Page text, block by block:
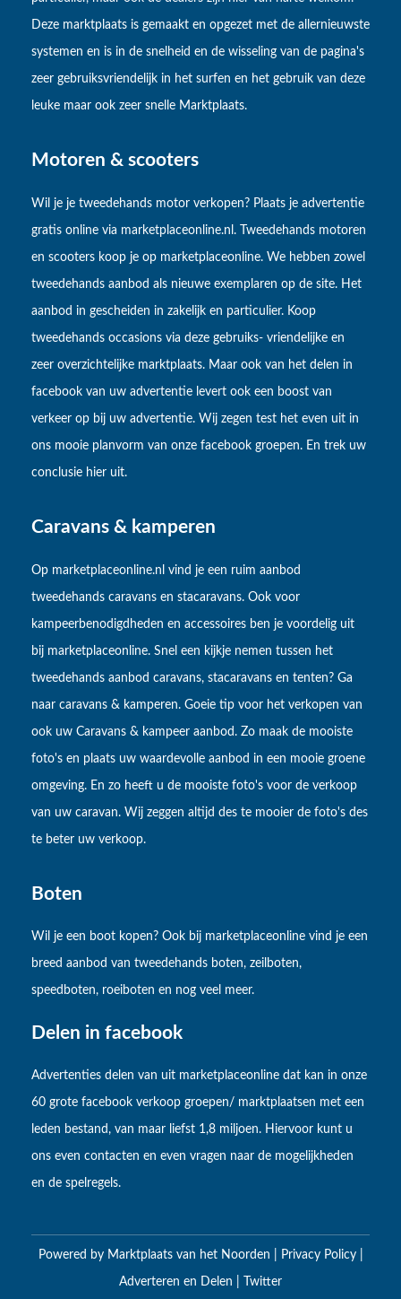
Deze marktplaats is gemaakt en opgezet met de allernieuwste
systemen en is in de snelheid en de wisseling van de pagina's
zeer gebruiksvriendelijk in het surfen en het gebruik van deze
leuke maar ook zeer snelle Marktplaats.
Motoren & scooters
Wil je je tweedehands motor verkopen? Plaats je advertentie
gratis online via marketplaceonline.nl. Tweedehands motoren
en scooters koop je op marketplaceonline. We hebben zowel
tweedehands aanbod als nieuwe exemplaren op de site. Het
aanbod in gescheiden in zakelijk en particulier. Koop
tweedehands occasions via deze gebruiks- vriendelijke en
zeer overzichtelijke marktplaats. Maar ook van het delen in
facebook van uw advertentie levert ook een boost van
verkeer op bij uw advertentie. Wij zegen test het even uit in
ons mooie planvorm van onze facebook groepen. En trek uw
conclusie hier uit.
Caravans & kamperen
Op marketplaceonline.nl vind je een ruim aanbod
tweedehands caravans en stacaravans. Ook voor
kampeerbenodigdheden en accessoires ben je voordelig uit
bij marketplaceonline. Snel een kijkje nemen tussen het
tweedehands aanbod caravans, stacaravans en tenten? Ga
naar caravans & kamperen. Goeie tip voor het verkopen van
ook uw Caravans & kampeer aanbod. Zo maak de mooiste
foto's en plaats uw waardevolle aanbod in een mooie groene
omgeving. En zo heeft u de mooiste foto's voor de verkoop
van uw caravan. Wij zeggen altijd des te mooier de foto's des
te beter uw verkoop.
Boten
Wil je een boot kopen? Ook bij marketplaceonline vind je een
breed aanbod van tweedehands boten, zeilboten,
speedboten, roeiboten en nog veel meer.
Delen in facebook
Advertenties delen van uit marketplaceonline dat kan in onze
60 grote facebook verkoop groepen/ marktplaatsen met een
leden bestand, van maar liefst 1,8 miljoen. Hiervoor kunt u
ons even contacten en even vragen naar de mogelijkheden
en de spelregels.
Powered by Marktplaats van het Noorden Privacy Policy
Adverteren en Delen Twitter